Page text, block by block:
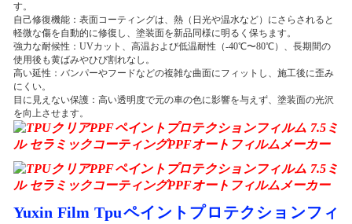
す。
自己修復機能：表面コーティングは、熱（日光や温水など）にさらされると
軽微な傷を自動的に修復し、塗装面を新品同様に明るく保ちます。
強力な耐候性：UVカット、高温および低温耐性（-40℃〜80℃）、長期間の
使用後も黄ばみやひび割れなし。
高い延性：バンパーやフードなどの複雑な曲面にフィットし、施工後に歪み
にくい。
目に見えない保護：高い透明度で元の車の色に影響を与えず、塗装面の光沢
を向上させます。
Yuxin Film Tpuペイントプロテクションフィ